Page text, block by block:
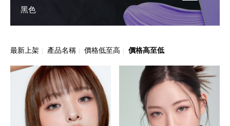
黑色
最新上架 產品名稱 價格低至高 價格高至低